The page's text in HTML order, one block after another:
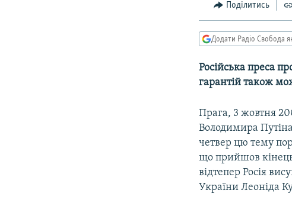
Поділитись
Додати Радіо Свобода
Російська преса
гарантій також
Прага, 3 жовтня
Володимира
четвер цю тему
що прийшов кінець
відтепер Росія
України Леоніда